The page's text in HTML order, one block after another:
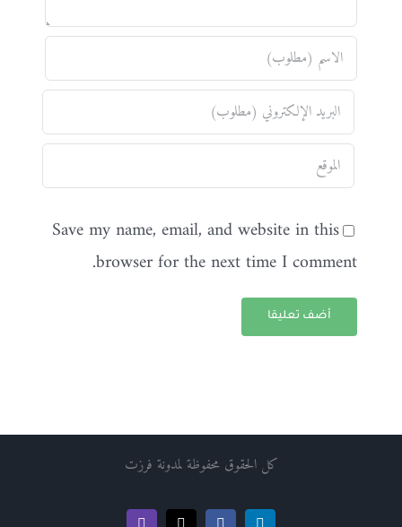
Save my name, email, and website in this
browser for the next time I comment.
كل الحقوق محفوظة لمدونة فرزت